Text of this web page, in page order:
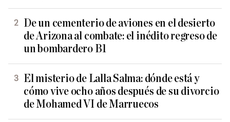
De un cementerio de aviones en el desierto
de Arizona al combate: el inédito regreso de
un bombardero B1
El misterio de Lalla Salma: dónde está y
cómo vive ocho años después de su divorcio
de Mohamed VI de Marruecos